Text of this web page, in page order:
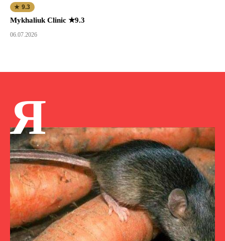
★ 9.3
Mykhaliuk Clinic ★9.3
06.07.2026
Я